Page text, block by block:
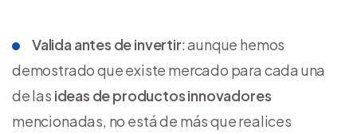
Valida antes de invertir: aunque hemos
demostrado que existe mercado para cada una
de las ideas de productos innovadores
mencionadas, no está de más que realices